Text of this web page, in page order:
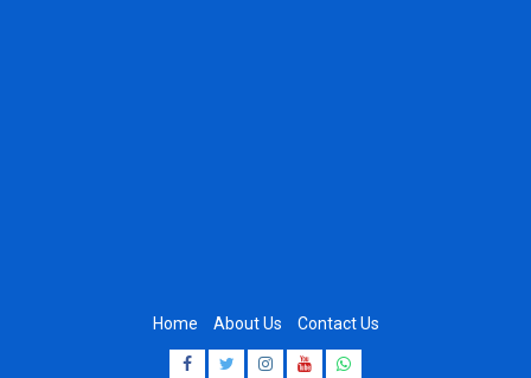
Home About Us Contact Us
Facebook
Twitter
Instagram
Youtube
Whatsapp